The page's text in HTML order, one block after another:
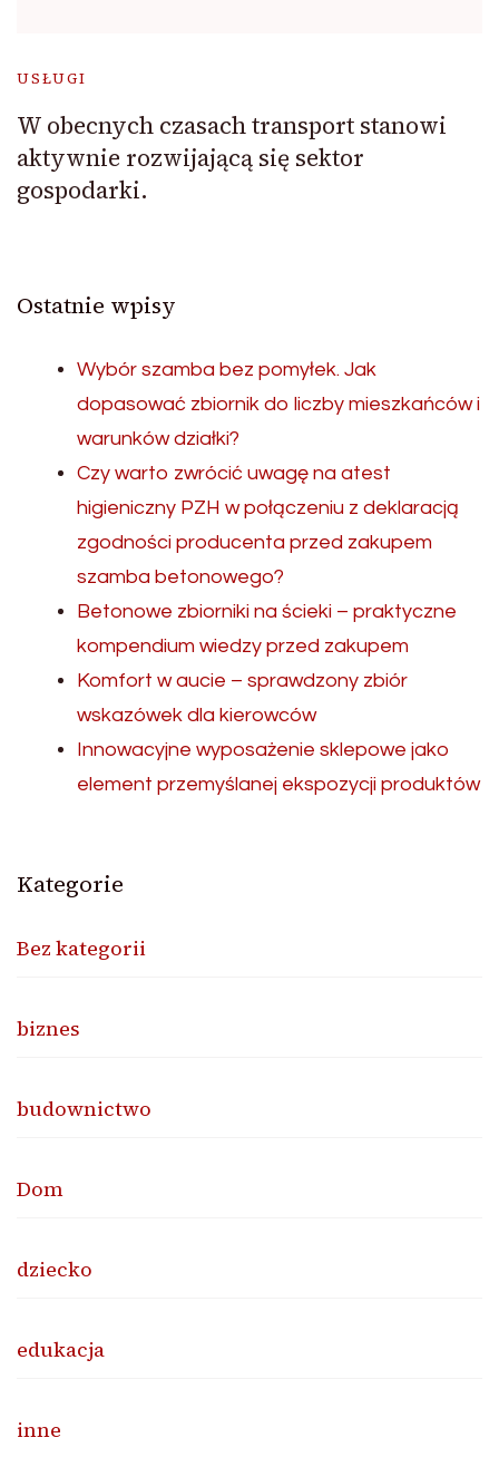
USŁUGI
W obecnych czasach transport stanowi
aktywnie rozwijającą się sektor
gospodarki.
Ostatnie wpisy
Wybór szamba bez pomyłek. Jak
dopasować zbiornik do liczby mieszkańców i
warunków działki?
Czy warto zwrócić uwagę na atest
higieniczny PZH w połączeniu z deklaracją
zgodności producenta przed zakupem
szamba betonowego?
Betonowe zbiorniki na ścieki – praktyczne
kompendium wiedzy przed zakupem
Komfort w aucie – sprawdzony zbiór
wskazówek dla kierowców
Innowacyjne wyposażenie sklepowe jako
element przemyślanej ekspozycji produktów
Kategorie
Bez kategorii
biznes
budownictwo
Dom
dziecko
edukacja
inne